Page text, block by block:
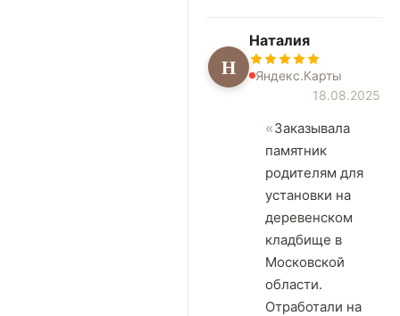
Н
Наталия
Яндекс.Карты
18.08.2025
Заказывала
памятник
родителям для
установки на
деревенском
кладбище в
Московской
области.
Отработали на